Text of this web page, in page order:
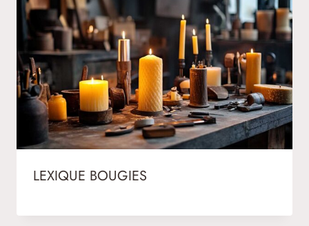
LEXIQUE BOUGIES